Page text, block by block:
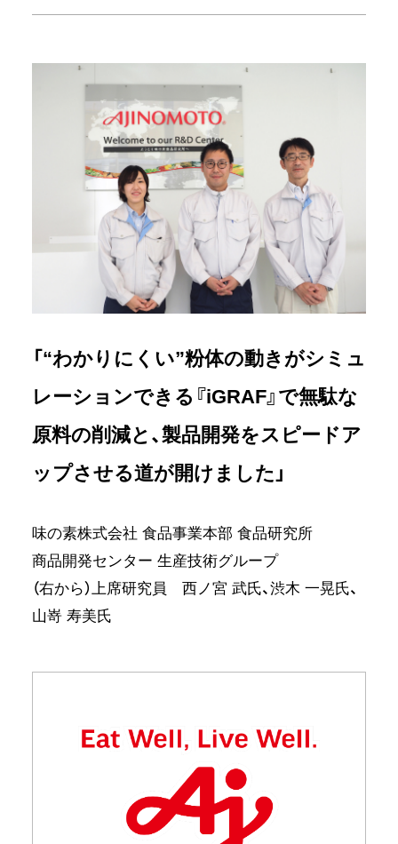
「“わかりにくい”粉体の動きがシミュ
レーションできる『iGRAF』で無駄な
原料の削減と、製品開発をスピードア
ップさせる道が開けました」
味の素株式会社 ⾷品事業本部 ⾷品研究所
商品開発センター ⽣産技術グループ
（右から）上席研究員 ⻄ノ宮 武氏、渋⽊ ⼀晃氏、
⼭嵜 寿美氏